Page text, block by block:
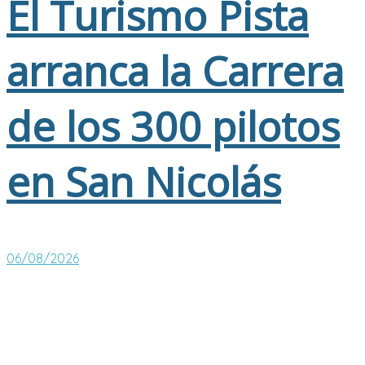
El Turismo Pista
arranca la Carrera
de los 300 pilotos
en San Nicolás
06/08/2026